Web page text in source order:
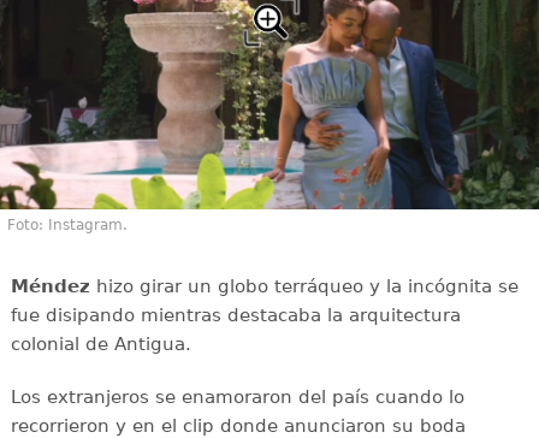
Foto: Instagram.
Méndez hizo girar un globo terráqueo y la incógnita se
fue disipando mientras destacaba la arquitectura
colonial de Antigua.
Los extranjeros se enamoraron del país cuando lo
recorrieron y en el clip donde anunciaron su boda